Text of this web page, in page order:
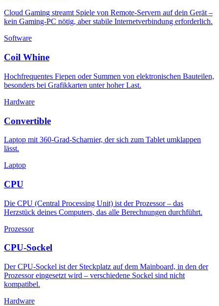
Cloud Gaming streamt Spiele von Remote-Servern auf dein Gerät –
kein Gaming-PC nötig, aber stabile Internetverbindung erforderlich.
Software
Coil Whine
Hochfrequentes Fiepen oder Summen von elektronischen Bauteilen,
besonders bei Grafikkarten unter hoher Last.
Hardware
Convertible
Laptop mit 360-Grad-Scharnier, der sich zum Tablet umklappen
lässt.
Laptop
CPU
Die CPU (Central Processing Unit) ist der Prozessor – das
Herzstück deines Computers, das alle Berechnungen durchführt.
Prozessor
CPU-Sockel
Der CPU-Sockel ist der Steckplatz auf dem Mainboard, in den der
Prozessor eingesetzt wird – verschiedene Sockel sind nicht
kompatibel.
Hardware